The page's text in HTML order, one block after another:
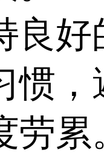
良好
惯，
劳累